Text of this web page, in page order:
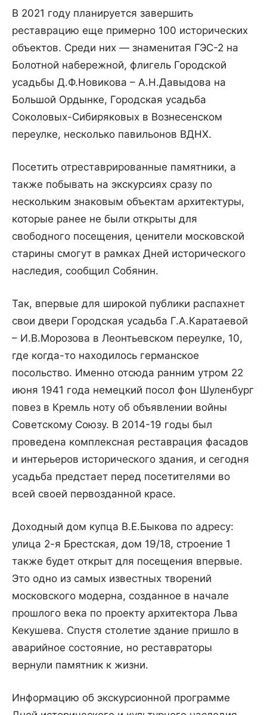
В 2021 году планируется завершить
реставрацию еще примерно 100 исторических
объектов. Среди них — знаменитая ГЭС-2 на
Болотной набережной, флигель Городской
усадьбы Д.Ф.Новикова – А.Н.Давыдова на
Большой Ордынке, Городская усадьба
Соколовых-Сибиряковых в Вознесенском
переулке, несколько павильонов ВДНХ.
Посетить отреставрированные памятники, а
также побывать на экскурсиях сразу по
нескольким знаковым объектам архитектуры,
которые ранее не были открыты для
свободного посещения, ценители московской
старины смогут в рамках Дней исторического
наследия, сообщил Собянин.
Так, впервые для широкой публики распахнет
свои двери Городская усадьба Г.А.Каратаевой
– И.В.Морозова в Леонтьевском переулке, 10,
где когда-то находилось германское
посольство. Именно отсюда ранним утром 22
июня 1941 года немецкий посол фон Шулен­бург
повез в Кремль ноту об объявлении войны
Советскому Союзу. В 2014-19 годы был
проведена комплексная реставрация фасадов
и интерьеров исторического здания, и сегодня
усадьба предстает перед посетителями во
всей своей первозданной красе.
Доходный дом купца В.Е.Быкова по адресу:
улица 2-я Брестская, дом 19/18, строение 1
также будет открыт для посещения впервые.
Это одно из самых известных творений
московского модерна, созданное в начале
прошлого века по проекту архитектора Льва
Кекушева. Спустя столетие здание пришло в
аварийное состояние, но реставраторы
вернули памятник к жизни.
Информацию об экскурсионной программе